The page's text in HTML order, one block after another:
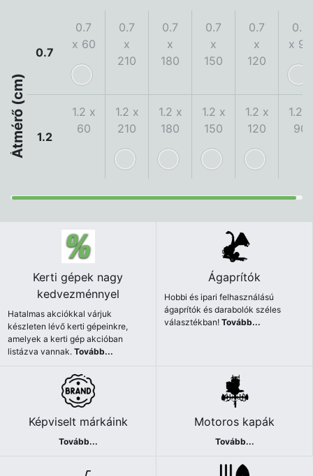
Átmérő (cm)
0.7
0.7
x 60
0.7
x
210
0.7
x
180
0.7
x
150
0.7
x
120
0.7
x 90
1.2
1.2 x
60
1.2 x
210
1.2 x
180
1.2 x
150
1.2 x
120
1.2 x
90
Kerti gépek nagy
kedvezménnyel
Hatalmas akciókkal várjuk
készleten lévő kerti gépeinkre,
amelyek a kerti gép akcióban
listázva vannak.Tovább...
Ágaprítók
Hobbi és ipari felhasználású
ágaprítók és darabolók széles
választékban!Tovább...
Képviselt márkáink
Tovább...
Motoros kapák
Tovább...